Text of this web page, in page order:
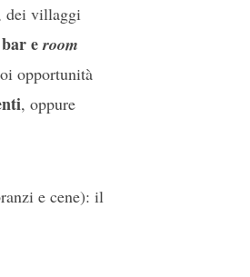
dei villaggi
bar eroom
opportunità
, oppure
e cene): il